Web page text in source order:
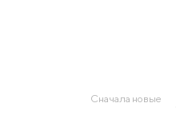
Сначала новые